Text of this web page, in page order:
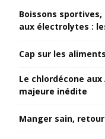
Boissons
aux électrolytes :
Cap sur les
Le chlordécone
majeure inédite
Manger sain,